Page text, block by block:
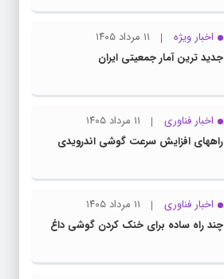
اخبار ویژه
۱۱ مرداد ۱۴۰۵
جدید ترین آمار جمعیتی ایران
اخبار فناوری
۱۱ مرداد ۱۴۰۵
راههای افزایش سرعت گوشی اندرویدی
اخبار فناوری
۱۱ مرداد ۱۴۰۵
چند راه‌ ساده برای خنک کردن گوشی داغ